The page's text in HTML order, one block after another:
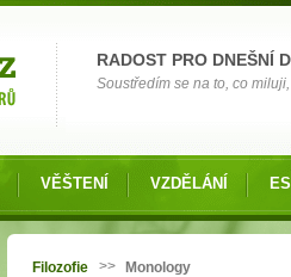
RADOST PRO DNEŠNÍ
Soustředím se na to, co
VĚŠTENÍ VZDĚLÁNÍ
Jste zde
Filozofie >> Monology